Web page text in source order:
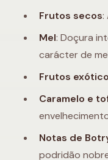
Frutos secos:
Mel: Doçura
carácter de
Frutos
Caramelo e
Notas de
podridão